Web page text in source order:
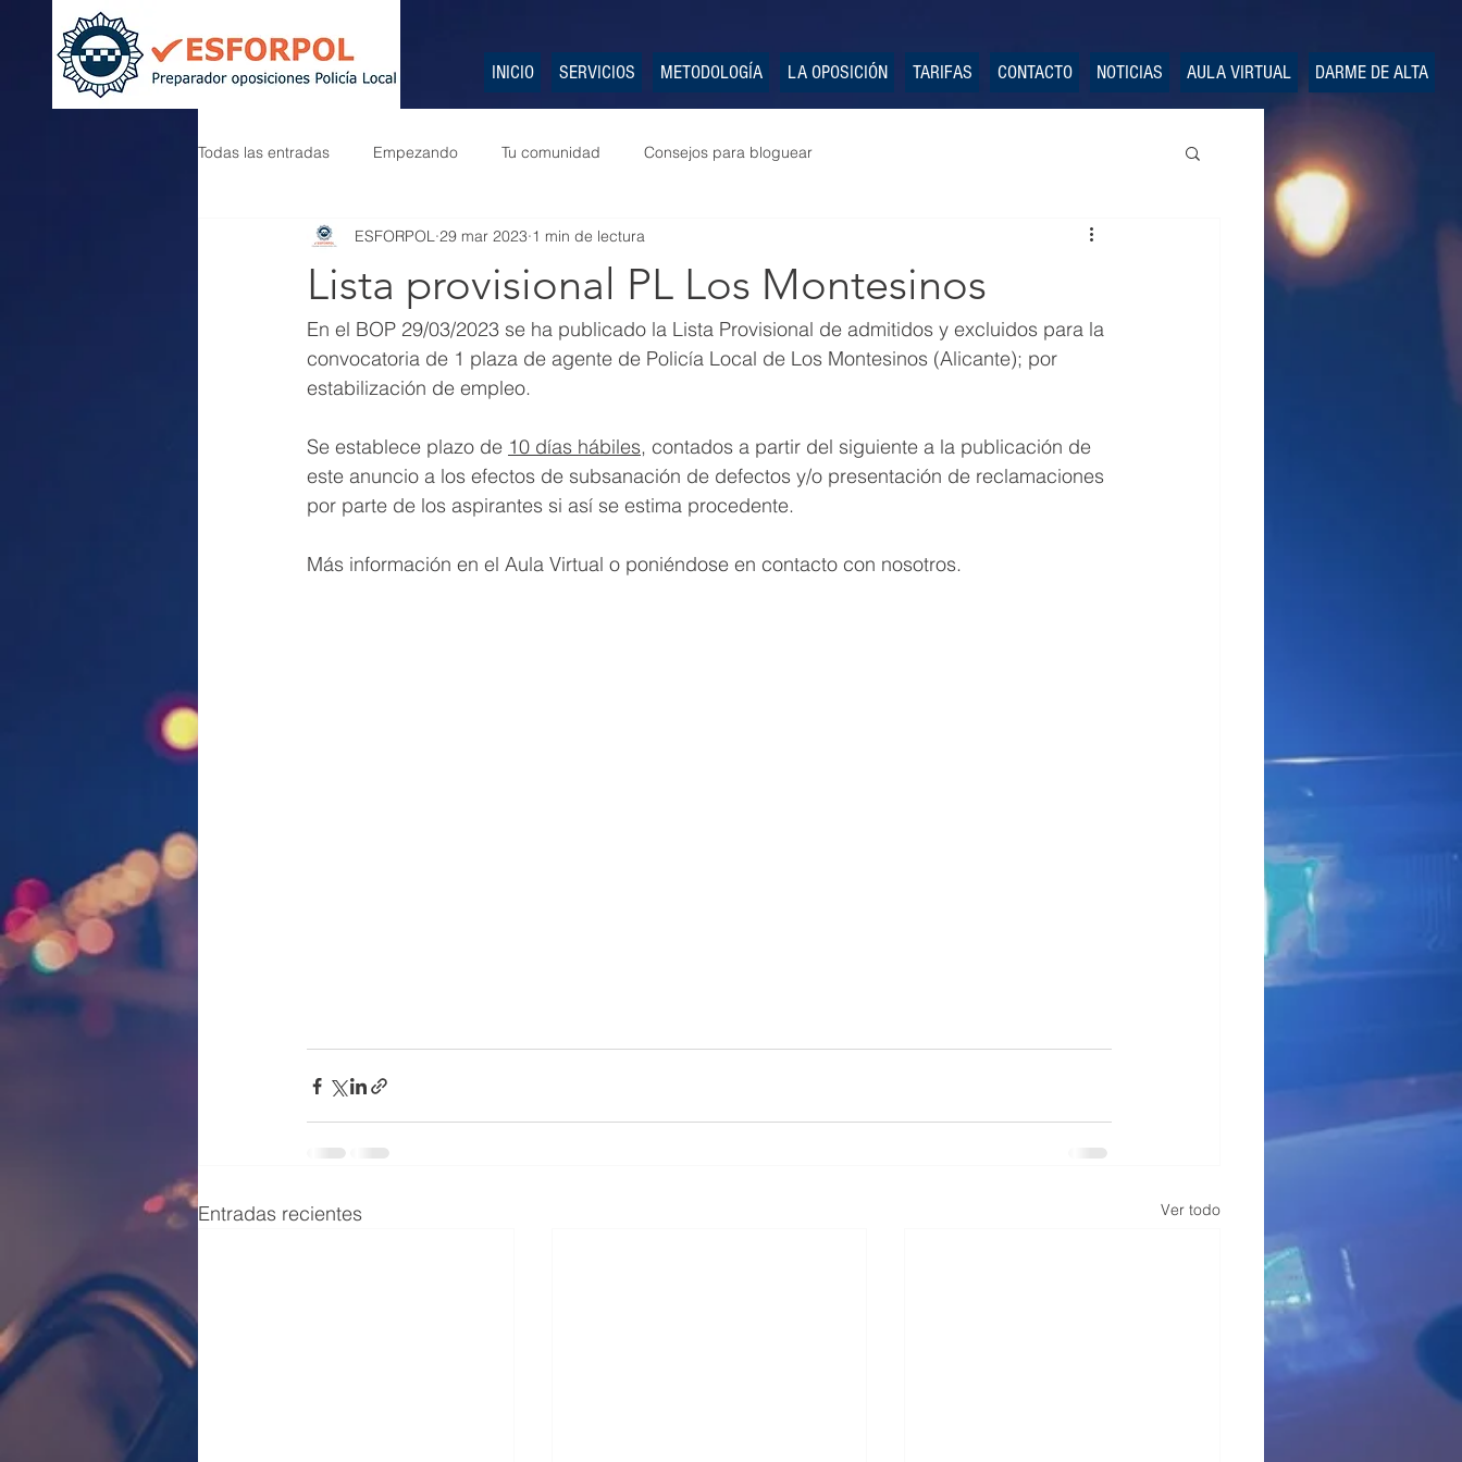
INICIO SERVICIOS METODOLOGÍA LA OPOSICIÓN TARIFAS CONTACTO NOTICIAS AULA VIRTUAL DARME DE ALTA
Todas las entradas Empezando Tu comunidad Consejos para bloguear
Lista provisional PL Los Montesinos
ESFORPOL 29 mar 2023 1 min de lectura
En el BOP 29/03/2023 se ha publicado la Lista Provisional de admitidos y excluidos para la
convocatoria de 1 plaza de agente de Policía Local de Los Montesinos (Alicante); por
estabilización de empleo.
Se establece plazo de 10 días hábiles, contados a partir del siguiente a la publicación de
este anuncio a los efectos de subsanación de defectos y/o presentación de reclamaciones
por parte de los aspirantes si así se estima procedente.
Más información en el Aula Virtual o poniéndose en contacto con nosotros.
Entradas recientes Ver todo